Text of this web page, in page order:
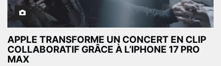
APPLE TRANSFORME UN CONCERT EN CLIP
COLLABORATIF GRÂCE À L’IPHONE 17 PRO
MAX